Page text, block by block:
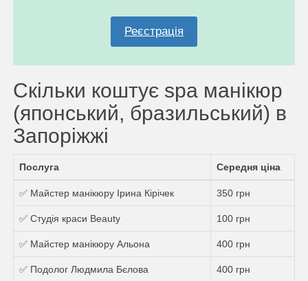
Реєстрація
Скільки коштує spa манікюр
(японський, бразильський) в
Запоріжжі
Послуга Середня ціна
✅ Майстер манікюру Ірина Кірічек 350 грн
✅ Студія краси Beauty 100 грн
✅ Майстер манікюру Альона 400 грн
✅ Подолог Людмила Бєлова 400 грн